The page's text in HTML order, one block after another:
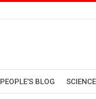
PEOPLE’S BLOG